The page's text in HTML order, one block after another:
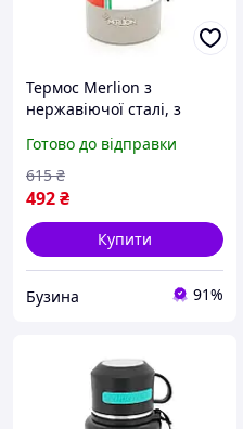
Термос Merlion з
нержавіючої сталі, з
ручкою для перенесення,
об'єм 600 мл., сірий sea
Готово до відправки
492₴
615 ₴
Купити
Бузина 91%